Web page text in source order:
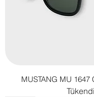
MUSTANG MU 1647
Tükendi